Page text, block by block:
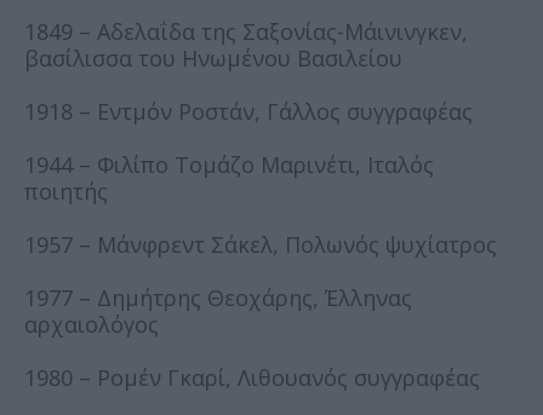
1849 – Αδελαΐδα της Σαξονίας-Μάινινγκεν,
βασίλισσα του Ηνωμένου Βασιλείου
1918 – Εντμόν Ροστάν, Γάλλος συγγραφέας
1944 – Φιλίπο Τομάζο Μαρινέτι, Ιταλός
ποιητής
1957 – Μάνφρεντ Σάκελ, Πολωνός ψυχίατρος
1977 – Δημήτρης Θεοχάρης, Έλληνας
αρχαιολόγος
1980 – Ρομέν Γκαρί, Λιθουανός συγγραφέας